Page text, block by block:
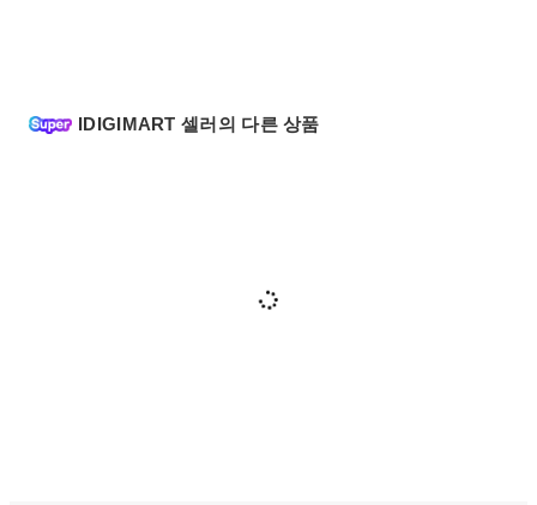
IDIGIMART 셀러의 다른 상품